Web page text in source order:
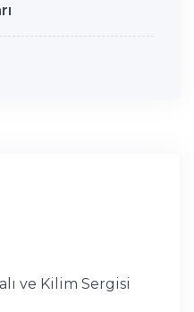
ve Kilim Sergisi